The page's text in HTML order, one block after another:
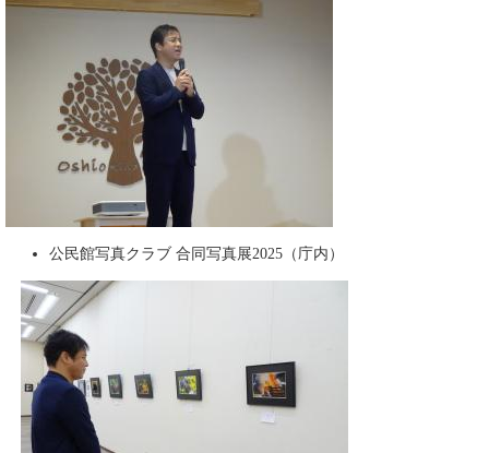
公民館写真クラブ 合同写真展2025（庁内）